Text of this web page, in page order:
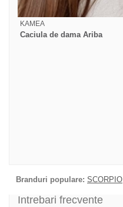
KAMEA
Caciula de dama Ariba
Branduri populare: SCORPIO
Intrebari frecvente